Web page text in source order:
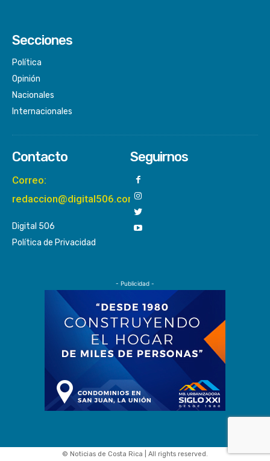
Secciones
Política
Opinión
Nacionales
Internacionales
Contacto
Correo:
redaccion@digital506.com
Digital 506
Política de Privacidad
Seguirnos
- Publicidad -
© Noticias de Costa Rica | All rights reserved.